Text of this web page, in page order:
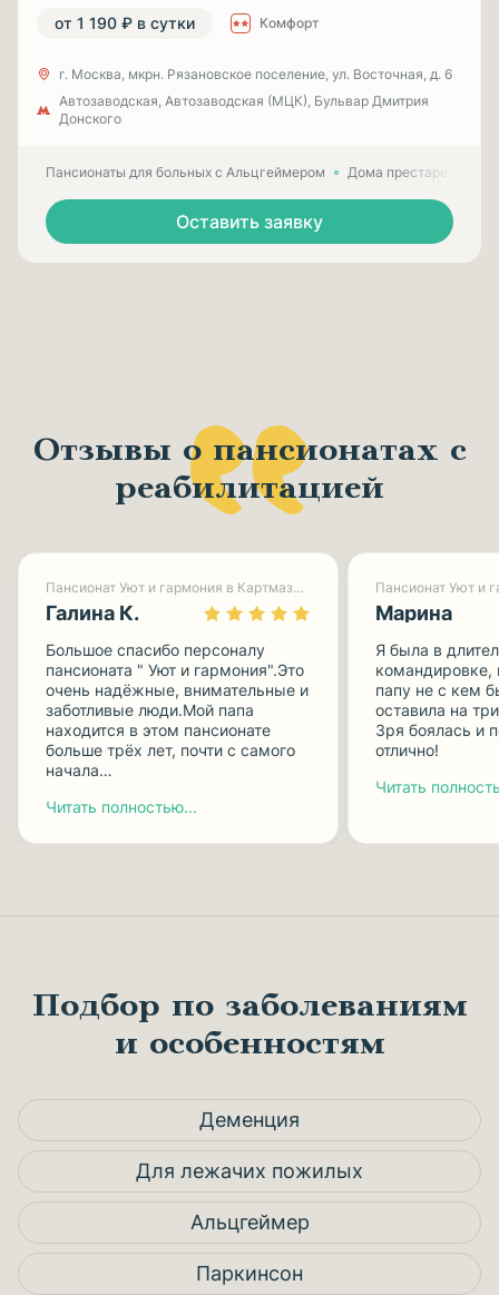
от 1 190 ₽ в сутки Комфорт
г. Москва, мкрн. Рязановское поселение, ул. Восточная, д. 6
Автозаводская, Автозаводская (МЦК), Бульвар Дмитрия
Донского
Пансионаты для больных с Альцгеймером Дома престарелых
Оставить заявку
Отзывы о пансионатах с
реабилитацией
Пансионат Уют и гармония в Картмазово-1
Галина К.
Большое спасибо персоналу
пансионата " Уют и гармония".Это
очень надёжные, внимательные и
заботливые люди.Мой папа
находится в этом пансионате
больше трёх лет, почти с самого
начала…
Читать полностью...
Марина
Я была в
командировке,
папу не с кем
оставила на
Зря боялась и
отлично!
Читать
Подбор по заболеваниям
и особенностям
Деменция
Для лежачих пожилых
Альцгеймер
Паркинсон